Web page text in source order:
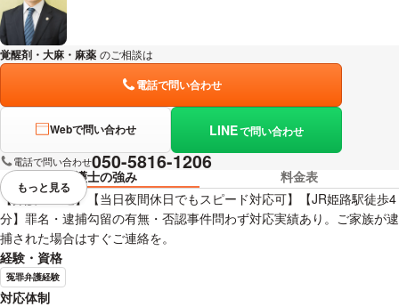
覚醒剤・大麻・麻薬 のご相談は
電話で問い合わせ
Webで問い合わせ LINEで問い合わせ
電話で問い合わせ050-5816-1206
弁護士の強み
料金表
【弁護士直通】【当日夜間休日でもスピード対応可】【JR姫路駅徒歩4
分】罪名・逮捕勾留の有無・否認事件問わず対応実績あり。ご家族が逮
捕された場合はすぐご連絡を。
経験・資格
冤罪弁護経験
対応体制
視覚的に省略されている要素を
もっと見る